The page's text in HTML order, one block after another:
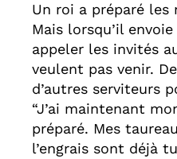
Un roi a préparé les
Mais lorsqu’il
appeler les invités
veulent pas venir.
d’autres serviteurs
“J’ai maintenant
préparé. Mes
l’engrais sont déjà